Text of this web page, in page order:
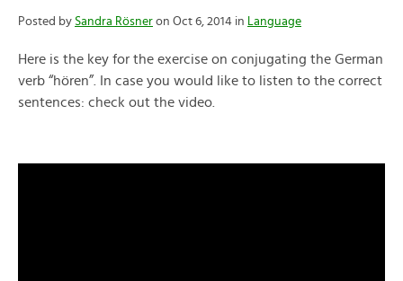
Posted by Sandra Rösner on Oct 6, 2014 in Language
Here is the key for the exercise on conjugating the German
verb “hören”. In case you would like to listen to the correct
sentences: check out the video.